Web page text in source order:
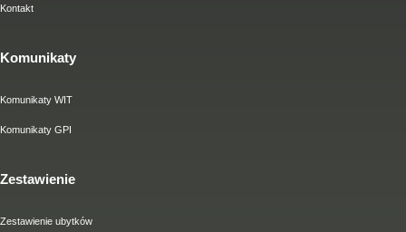
Kontakt
Komunikaty
Komunikaty WIT
Komunikaty GPI
Zestawienie
Zestawienie ubytków